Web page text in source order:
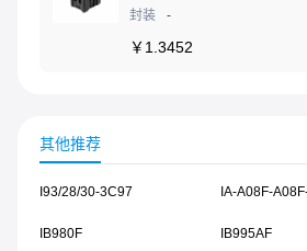
封装
-
￥ 1.3452
其他推荐
I93/28/30-3C97 IA-A08F-
IB980F IB995AF